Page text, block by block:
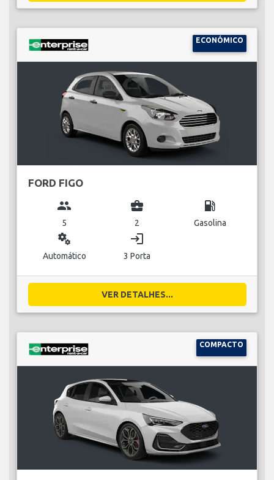
ECONÓMICO
FORD FIGO
group
5
business_center
2
local_gas_station
Gasolina
miscellaneous_services
Automático
login
3 Porta
VER DETALHES...
COMPACTO